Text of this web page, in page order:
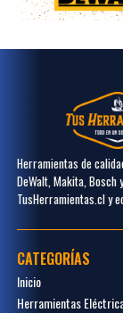
Herramientas de
DeWalt, Makita,
TusHerramientas.cl y
CATEGORÍAS
Inicio
Herramientas